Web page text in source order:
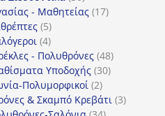
προϊόντα
- Μαθητείας 1717
55
προϊόντα
44
προϊόντα
- Πολυθρόνες 4848
προϊόντα
Υποδοχής 3030
Πολυμορφικοί 22
προϊόντα
& Σκαμπό Κρεβάτι 33
34